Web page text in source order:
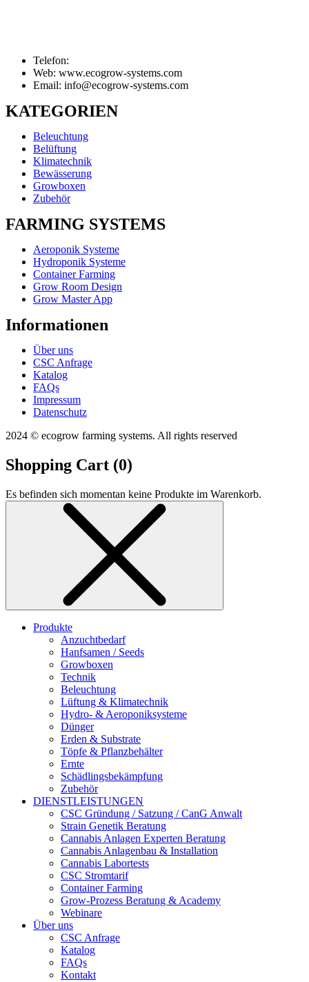
Telefon:
Web: www.ecogrow-systems.com
Email: info@ecogrow-systems.com
KATEGORIEN
Beleuchtung
Belüftung
Klimatechnik
Bewässerung
Growboxen
Zubehör
FARMING SYSTEMS
Aeroponik Systeme
Hydroponik Systeme
Container Farming
Grow Room Design
Grow Master App
Informationen
Über uns
CSC Anfrage
Katalog
FAQs
Impressum
Datenschutz
2024 © ecogrow farming systems. All rights reserved
Shopping Cart (0)
Es befinden sich momentan keine Produkte im Warenkorb.
Produkte
Anzuchtbedarf
Hanfsamen / Seeds
Growboxen
Technik
Beleuchtung
Lüftung & Klimatechnik
Hydro- & Aeroponiksysteme
Dünger
Erden & Substrate
Töpfe & Pflanzbehälter
Ernte
Schädlingsbekämpfung
Zubehör
DIENSTLEISTUNGEN
CSC Gründung / Satzung / CanG Anwalt
Strain Genetik Beratung
Cannabis Anlagen Experten Beratung
Cannabis Anlagenbau & Installation
Cannabis Labortests
CSC Stromtarif
Container Farming
Grow-Prozess Beratung & Academy
Webinare
Über uns
CSC Anfrage
Katalog
FAQs
Kontakt